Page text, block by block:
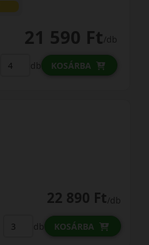
21 590 Ft/db
db KOSÁRBA
22 890 Ft/db
db KOSÁRBA